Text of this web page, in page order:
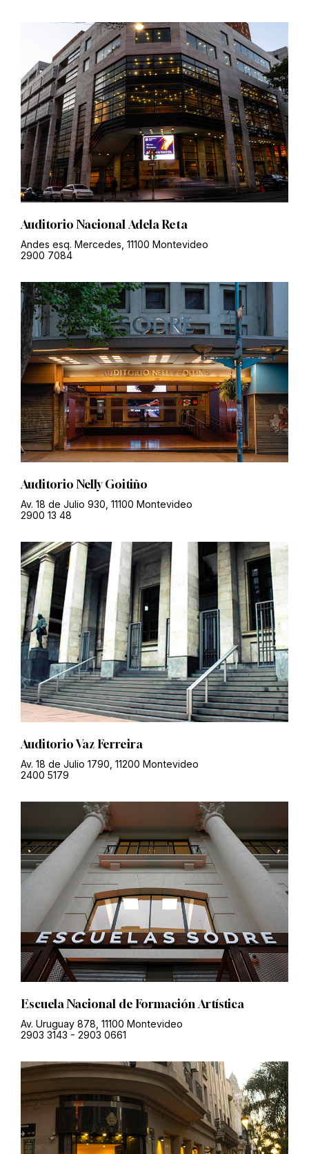
Auditorio Nacional Adela Reta
Andes esq. Mercedes, 11100 Montevideo
2900 7084
Auditorio Nelly Goitiño
Av. 18 de Julio 930, 11100 Montevideo
2900 13 48
Auditorio Vaz Ferreira
Av. 18 de Julio 1790, 11200 Montevideo
2400 5179
Escuela Nacional de Formación Artística
Av. Uruguay 878, 11100 Montevideo
2903 3143 - 2903 0661